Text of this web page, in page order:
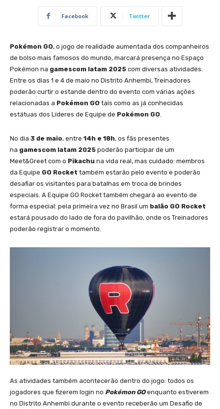
Facebook Twitter
Pokémon GO, o jogo de realidade aumentada dos companheiros
de bolso mais famosos do mundo, marcará presença no Espaço
Pokémon na gamescom latam 2025 com diversas atividades.
Entre os dias 1 e 4 de maio no Distrito Anhembi, Treinadores
poderão curtir o estande dentro do evento com várias ações
relacionadas a Pokémon GO tais como as já conhecidas
estátuas dos Líderes de Equipe de Pokémon GO
No dia 3 de maio, entre 14h e 18h, os fãs presentes
na gamescom latam 2025 poderão participar de um
Meet&Greet com o Pikachu na vida real, mas cuidado: membros
da Equipe GO Rocket também estarão pelo evento e poderão
desafiar os visitantes para batalhas em troca de brindes
especiais. A Equipe GO Rocket também chegará ao evento de
forma especial: pela primeira vez no Brasil um balão GO Rocket
estará pousado do lado de fora do pavilhão, onde os Treinadores
poderão registrar o momento.
As atividades também acontecerão dentro do jogo: todos os
jogadores que fizerem login no Pokémon GOenquanto estiverem
no Distrito Anhembi durante o evento receberão um Desafio de